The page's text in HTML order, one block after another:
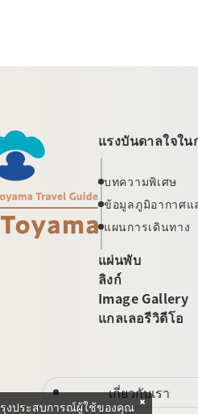
แรงบันดาลใจใน
บทความพิเศษ
ข้อมูลภูมิอากาศแ
แผนการเดินทาง
แผ่นพับ
ลิงก์
Image Gallery
แกลเลอรีวิดีโอ
เกี่ยวกับเรา
รุงประสบการณ์ผู้ใช้ของคุณ